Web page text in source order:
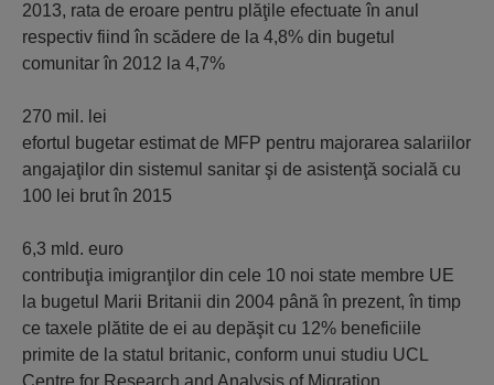
2013, rata de eroare pentru plăţile efectuate în anul
respectiv fiind în scădere de la 4,8% din bugetul
comunitar în 2012 la 4,7%
270 mil. lei
efortul bugetar estimat de MFP pentru majorarea salariilor
angajaţilor din sistemul sanitar şi de asistenţă socială cu
100 lei brut în 2015
6,3 mld. euro
contribuţia imigranţilor din cele 10 noi state membre UE
la bugetul Marii Britanii din 2004 până în prezent, în timp
ce taxele plătite de ei au depăşit cu 12% beneficiile
primite de la statul britanic, conform unui studiu UCL
Centre for Research and Analysis of Migration